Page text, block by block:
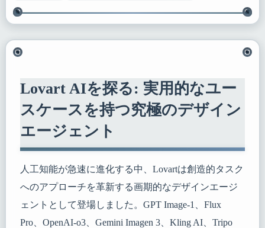
Lovart AIを探る: 実用的なユー
スケースを持つ究極のデザイン
エージェント
人工知能が急速に進化する中、Lovartは創造的タスク
へのアプローチを革新する画期的なデザインエージ
ェントとして登場しました。GPT Image-1、Flux
Pro、OpenAI-o3、Gemini Imagen 3、Kling AI、Tripo